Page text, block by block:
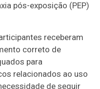
pós-exposição (PEP)
receberam
correto de
para
relacionados ao uso
de seguir